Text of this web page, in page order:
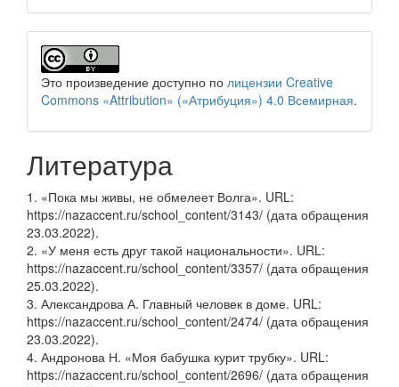
Это произведение доступно по лицензии Creative
Commons «Attribution» («Атрибуция») 4.0 Всемирная.
Литература
1. «Пока мы живы, не обмелеет Волга». URL:
https://nazaccent.ru/school_content/3143/ (дата обращения
23.03.2022).
2. «У меня есть друг такой национальности». URL:
https://nazaccent.ru/school_content/3357/ (дата обращения
25.03.2022).
3. Александрова А. Главный человек в доме. URL:
https://nazaccent.ru/school_content/2474/ (дата обращения
23.03.2022).
4. Андронова Н. «Моя бабушка курит трубку». URL:
https://nazaccent.ru/school_content/2696/ (дата обращения